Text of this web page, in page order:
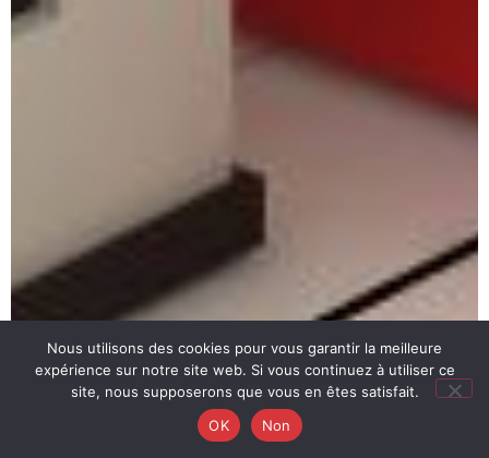
Nous utilisons des cookies pour vous garantir la meilleure
expérience sur notre site web. Si vous continuez à utiliser ce
site, nous supposerons que vous en êtes satisfait.
OK
Non